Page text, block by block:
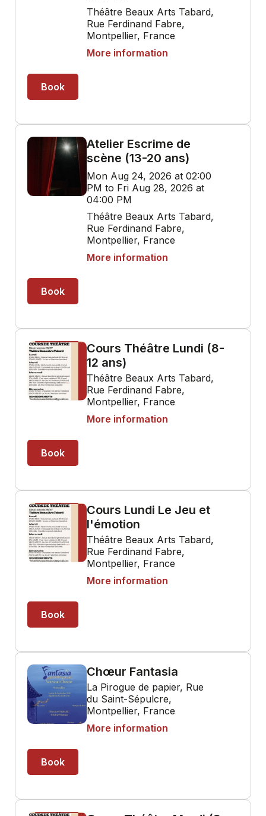
Théâtre Beaux Arts Tabard,
Rue Ferdinand Fabre,
Montpellier, France
More information
Book
Atelier Escrime de
scène (13-20 ans)
Mon Aug 24, 2026 at 02:00
PM to Fri Aug 28, 2026 at
04:00 PM
Théâtre Beaux Arts Tabard,
Rue Ferdinand Fabre,
Montpellier, France
More information
Book
Cours Théâtre Lundi (8-
12 ans)
Théâtre Beaux Arts Tabard,
Rue Ferdinand Fabre,
Montpellier, France
More information
Book
Cours Lundi Le Jeu et
l'émotion
Théâtre Beaux Arts Tabard,
Rue Ferdinand Fabre,
Montpellier, France
More information
Book
Chœur Fantasia
La Pirogue de papier, Rue
du Saint-Sépulcre,
Montpellier, France
More information
Book